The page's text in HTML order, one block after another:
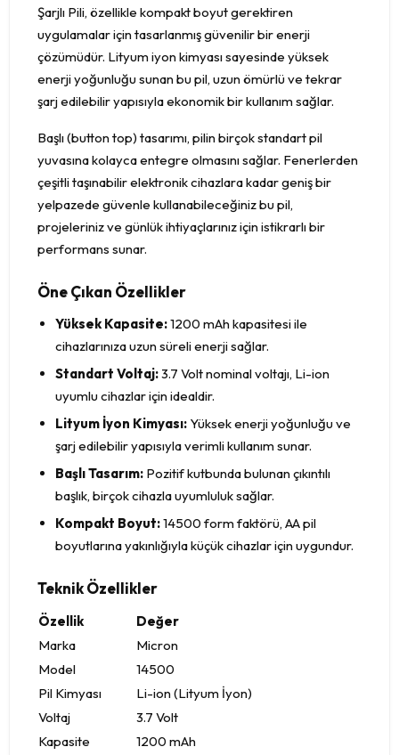
Şarjlı Pili, özellikle kompakt boyut gerektiren
uygulamalar için tasarlanmış güvenilir bir enerji
çözümüdür. Lityum iyon kimyası sayesinde yüksek
enerji yoğunluğu sunan bu pil, uzun ömürlü ve tekrar
şarj edilebilir yapısıyla ekonomik bir kullanım sağlar.
Başlı (button top) tasarımı, pilin birçok standart pil
yuvasına kolayca entegre olmasını sağlar. Fenerlerden
çeşitli taşınabilir elektronik cihazlara kadar geniş bir
yelpazede güvenle kullanabileceğiniz bu pil,
projeleriniz ve günlük ihtiyaçlarınız için istikrarlı bir
performans sunar.
Öne Çıkan Özellikler
Yüksek Kapasite:1200 mAh kapasitesi ile
cihazlarınıza uzun süreli enerji sağlar.
Standart Voltaj:3.7 Volt nominal voltajı, Li-ion
uyumlu cihazlar için idealdir.
Lityum İyon Kimyası: Yüksek enerji yoğunluğu ve
şarj edilebilir yapısıyla verimli kullanım sunar.
Başlı Tasarım: Pozitif kutbunda bulunan çıkıntılı
başlık, birçok cihazla uyumluluk sağlar.
Kompakt Boyut:14500 form faktörü, AA pil
boyutlarına yakınlığıyla küçük cihazlar için uygundur.
Teknik Özellikler
Özellik
Değer
Marka
Micron
Model
14500
Pil Kimyası
Li-ion (Lityum İyon)
Voltaj
3.7 Volt
Kapasite
1200 mAh